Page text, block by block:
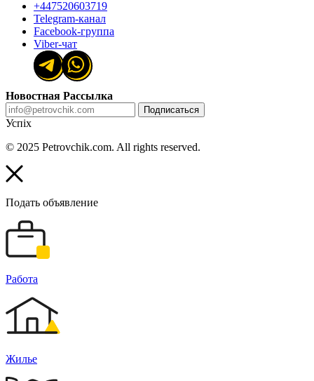
+447520603719
Telegram-канал
Facebook-группа
Viber-чат
Новостная Рассылка
Подписаться
Успіх
© 2025 Petrovchik.com. All rights reserved.
Подать объявление
Работа
Жилье